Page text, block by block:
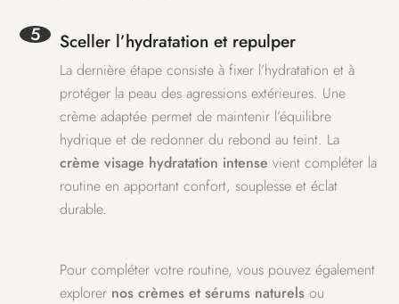
5 Sceller l’hydratation et repulper
La dernière étape consiste à fixer l’hydratation et à
protéger la peau des agressions extérieures. Une
crème adaptée permet de maintenir l’équilibre
hydrique et de redonner du rebond au teint. La
crème visage hydratation intense vient compléter la
routine en apportant confort, souplesse et éclat
durable.
Pour compléter votre routine, vous pouvez également
explorer nos crèmes et sérums naturels ou